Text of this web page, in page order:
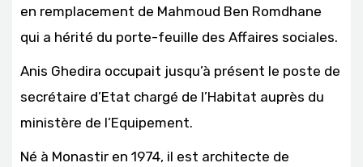
en remplacement de Mahmoud Ben Romdhane
qui a hérité du porte-feuille des Affaires sociales.
Anis Ghedira occupait jusqu’à présent le poste de
secrétaire d’Etat chargé de l’Habitat auprès du
ministère de l’Equipement.
Né à Monastir en 1974, il est architecte de